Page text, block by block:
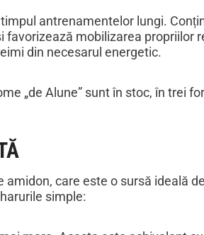
antrenamentelor lungi.
mobilizarea propriilor
din necesarul energetic.
„de Alune” sunt în stoc, în trei
care este o sursă ideală
simple: